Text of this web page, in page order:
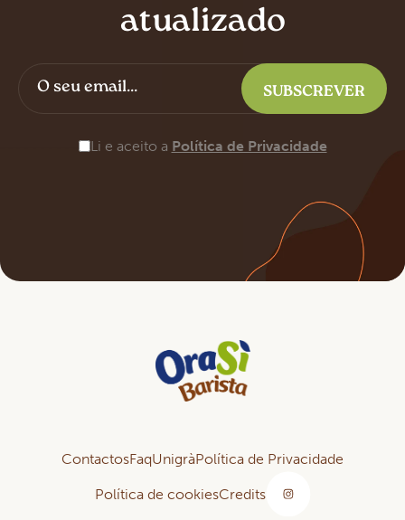
atualizado
Li e aceito a Política de Privacidade
ContactosFaqUnigràPolítica de Privacidade
Política de cookiesCredits